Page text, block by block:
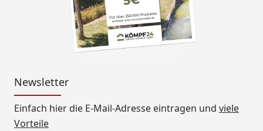
Newsletter
Einfach hier die E-Mail-Adresse eintragen und viele
Vorteile